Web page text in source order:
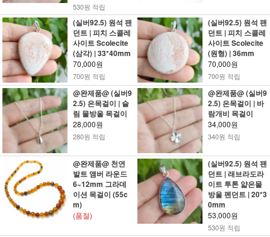
530원 적립
(실버92.5) 원석 팬
던트 | 피치 스콜레
사이트 Scolecite
(삼각) | 33*40mm
70,000원
700원 적립
(실버92.5) 원석 팬
던트 | 피치 스콜레
사이트 Scolecite
(원형) | 36mm
70,000원
700원 적립
@완제품@ (실버9
2.5) 은목걸이 | 슬
림 물방울 목걸이
28,000원
280원 적립
@완제품@ (실버9
2.5) 은목걸이 | 바
람개비 목걸이
34,000원
340원 적립
@완제품@ 천연
발트 앰버 라운드
6~12mm 그라데
이션 목걸이 (55c
m)
(품절)
(실버92.5) 원석 팬
던트 | 래브라도라
이트 투톤 얇은물
방울 펜던트 | 20*3
0mm
53,000원
530원 적립